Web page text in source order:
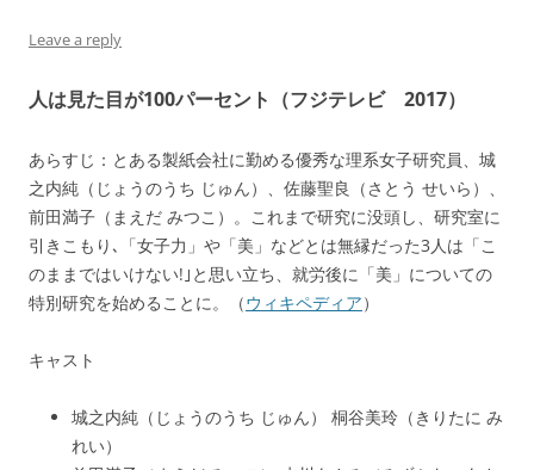
Leave a reply
人は見た目が100パーセント（フジテレビ 2017）
あらすじ：とある製紙会社に勤める優秀な理系女子研究員、城
之内純（じょうのうち じゅん）、佐藤聖良（さとう せいら）、
前田満子（まえだ みつこ）。これまで研究に没頭し、研究室に
引きこもり､「女子力」や「美」などとは無縁だった3人は「こ
のままではいけない!｣と思い立ち、就労後に「美」についての
特別研究を始めることに。（ウィキペディア）
キャスト
城之内純（じょうのうち じゅん） 桐谷美玲（きりたに み
れい）